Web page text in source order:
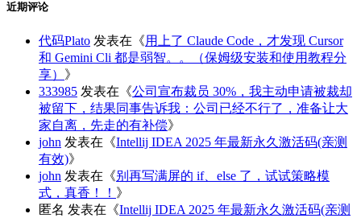
近期评论
代码Plato 发表在《用上了 Claude Code，才发现 Cursor
和 Gemini Cli 都是弱智。。（保姆级安装和使用教程分
享） 》
333985 发表在《公司宣布裁员 30%，我主动申请被裁却
被留下，结果同事告诉我：公司已经不行了，准备让大
家自离，先走的有补偿》
john 发表在《Intellij IDEA 2025 年最新永久激活码(亲测
有效)》
john 发表在《别再写满屏的 if、else 了，试试策略模
式，真香！！ 》
匿名 发表在《Intellij IDEA 2025 年最新永久激活码(亲测